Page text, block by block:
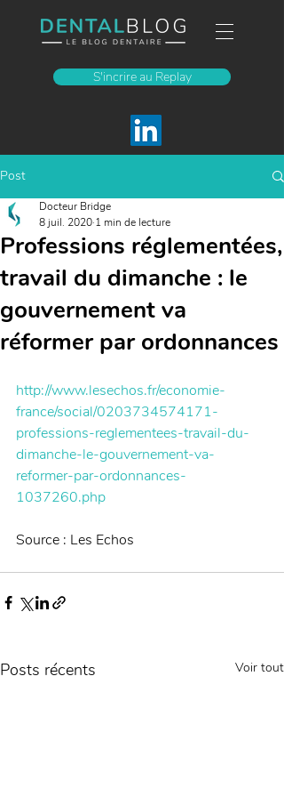
S'incrire au Replay
Post
Professions réglementées,
travail du dimanche : le
gouvernement va
réformer par ordonnances
Docteur Bridge
8 juil. 2020 1 min de lecture
http://www.lesechos.fr/economie-
france/social/0203734574171-
professions-reglementees-travail-du-
dimanche-le-gouvernement-va-
reformer-par-ordonnances-
1037260.php
Source : Les Echos
Posts récents Voir tout